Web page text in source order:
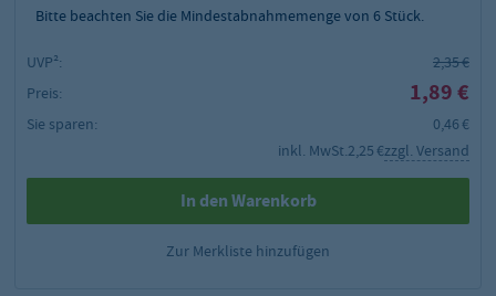
Bitte beachten Sie die Mindestabnahmemenge von 6 Stück.
UVP²:
2,35 €
Preis:
1,89 €
Sie sparen:
0,46 €
inkl. MwSt.2,25 €zzgl. Versand
In den Warenkorb
Zur Merkliste hinzufügen